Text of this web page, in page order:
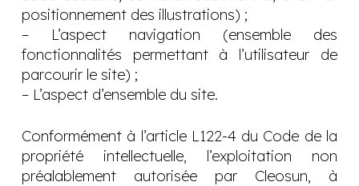
positionnement des illustrations) ;
– L’aspect navigation (ensemble des
fonctionnalités permettant à l’utilisateur de
parcourir le site) ;
– L’aspect d’ensemble du site.
Conformément à l’article L122-4 du Code de la
propriété intellectuelle, l’exploitation non
préalablement autorisée par Cleosun, à